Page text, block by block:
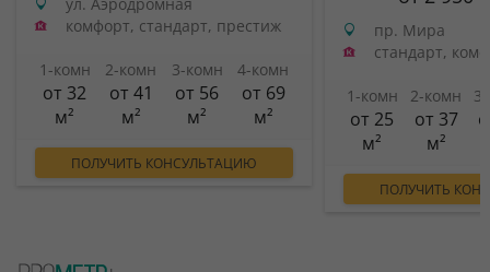
комфорт, стандарт, престиж
1-комн
от 32
м²
2-комн
от 41
м²
3-комн
от 56
м²
4-комн
от 69
м²
ПОЛУЧИТЬ КОНСУЛЬТАЦИЮ
пр. Мира
стандарт,
1-комн
от 25
м²
2-комн
от 37
м²
ПОЛУЧИТЬ